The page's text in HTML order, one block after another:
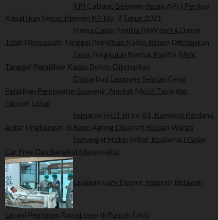
KPI Cabang Belawan desak APH Periksa
Kapal Ikan Sesuai Permen KP No. 3 Tahun 2021
Nama Calon Panitia PAW dari 4 Dusun
Telah Disepakati, Tanggal Pemilihan Kades Belum Ditetapkan
Desa Tengkujuh Bentuk Panitia PAW,
Tanggal Pemilihan Kades Belum Ditetapkan
Disparbud Lampung Selatan Gelar
Pelatihan Pembuatan Souvenir, Angkat Motif Tapis dan
Filosofi Lokal
Semarak HUT RI ke-81, Karnaval Perdana
Antar Lingkungan di Bumi Agung Dipadati Ribuan Warga
Semangat Hidup Sehat, Kodaeral I Gelar
Car Free Day Rangkul Masyarakat
Layanan Eazy Paspor, Imigrasi Belawan
Layani Pemohon Rawat Inap di Rumah Sakit